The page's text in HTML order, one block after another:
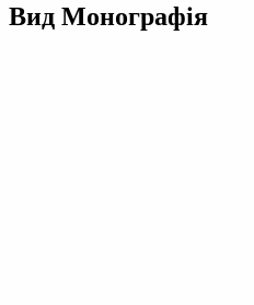
Вид Монографія